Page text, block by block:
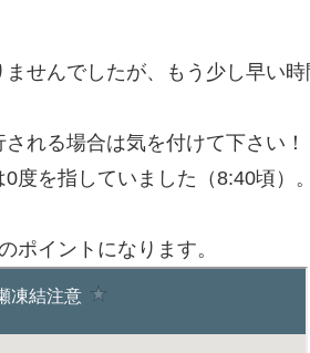
せんでしたが、もう少し早い
れる場合は気を付けて下さい！
度を指していました（8:40頃）。
ポイントになります。